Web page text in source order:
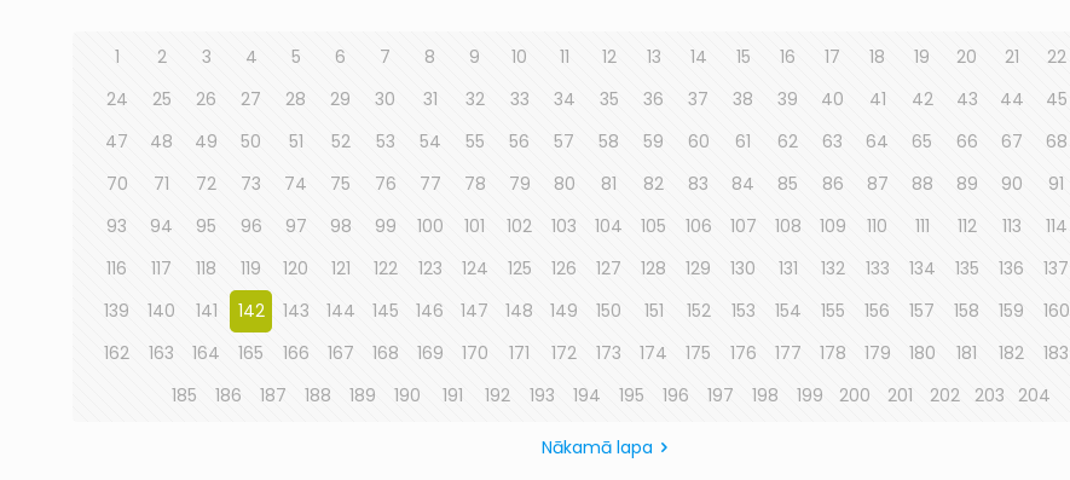
1 2 3 4 5 6 7 8 9 10 11 12 13 14 15 16 17 18 19 20 21 22
24
25 26 27 28 29 30 31 32 33 34 35 36 37 38 39 40 41 42 43 44 45
47
48 49 50 51 52 53 54 55 56 57 58 59 60 61 62 63 64 65 66 67 68
70
71 72 73 74 75 76 77 78 79 80 81 82 83 84 85 86 87 88 89 90 91
93
94 95 96 97 98 99 100 101 102 103 104 105 106 107 108 109 110 111 112 113 114
116
117 118 119 120 121 122 123 124 125 126 127 128 129 130 131 132 133 134 135 136 137
139
140 141 142 143 144 145 146 147 148 149 150 151 152 153 154 155 156 157 158 159 160
162
163 164 165 166 167 168 169 170 171 172 173 174 175 176 177 178 179 180 181 182 183
185
186 187 188 189 190 191 192 193 194 195 196 197 198 199 200 201 202 203 204
Nākamā lapa